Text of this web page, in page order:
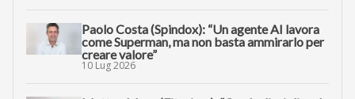
Paolo Costa (Spindox): “Un agente AI lavora
come Superman, ma non basta ammirarlo per
creare valore”
10 Lug 2026